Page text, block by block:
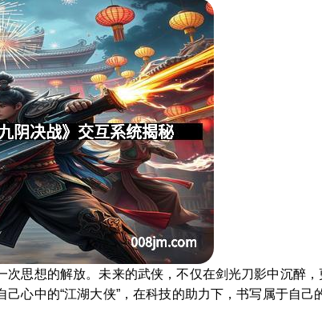
思想的解放。未来的武侠，不仅在剑光刀影中沉醉
心中的“江湖大侠”，在科技的助力下，书写属于自己